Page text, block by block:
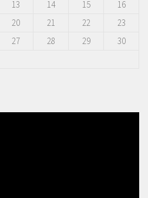
13 14 15
16
20 21 22
23
27 28 29
30